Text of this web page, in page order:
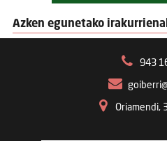
Azken egunetako
943
Oriamendi,